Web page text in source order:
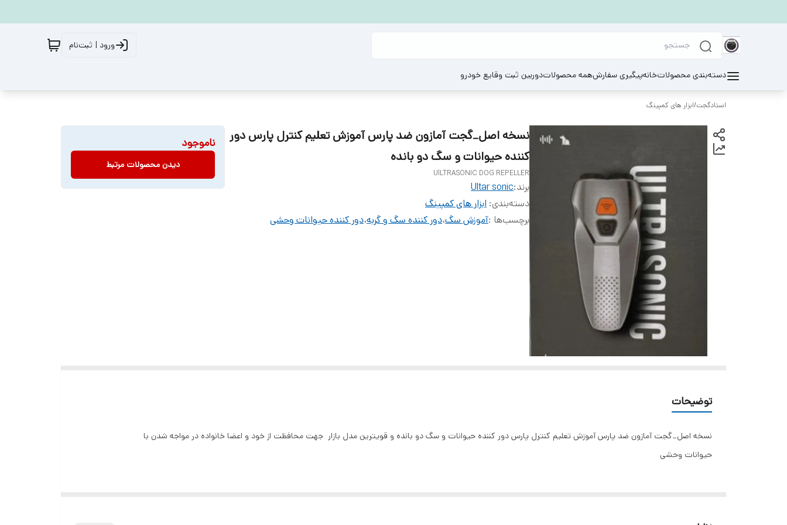
ورود | ثبت‌نام
دسته‌بندی محصولاتخانهپیگیری سفارشهمه محصولاتدوربین ثبت وقایع خودرو
استادگجت/ابزار های کمپینگ
نسخه اصل_گجت آمازون ضد پارس آموزش تعلیم کنترل پارس دور
کننده حیوانات و سگ دو بانده
UlLTRASONIC DOG REPELLER
برند:Ultar sonic
دسته‌بندی: ابزار های کمپینگ
برچسب‌ها :آموزش سگ،دور کننده سگ و گربه،دور کننده حیوانات وحشی
ناموجود
دیدن محصولات مرتبط
توضیحات
نسخه اصل_گجت آمازون ضد پارس آموزش تعلیم کنترل پارس دور کننده حیوانات و سگ دو بانده و قویترین مدل بازار جهت محافظت از خود و اعضا خانواده در مواجه شدن با
حیوانات وحشی